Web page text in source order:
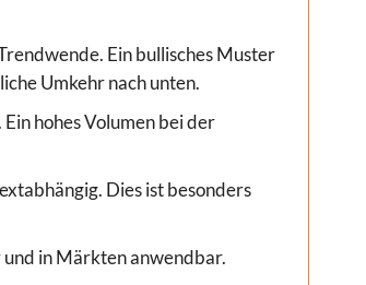
Ein bullisches Muster
Umkehr nach unten.
hohes Volumen bei der
Dies ist besonders
in Märkten anwendbar.